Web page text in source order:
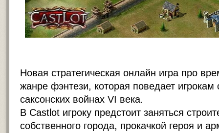
Новая стратегическая онлайн игра про
жанре фэнтези, которая поведает игрокам
саксонских войнах VI века.
В Castlot игроку предстоит заняться
собственного города, прокачкой героя и